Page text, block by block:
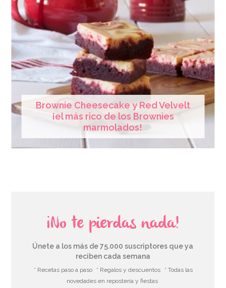
Brownie Cheesecake y Red Velvelt
¡el más rico de los Brownies
marmolados!
¡No te pierdas nada!
Únete a los más de 75.000 suscriptores que ya
reciben cada semana
* Recetas paso a paso * Regalos y descuentos
* Todas las
novedades en repostería y fiestas